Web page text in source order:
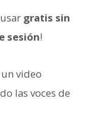
gratis sin
sesión!
video
las voces de